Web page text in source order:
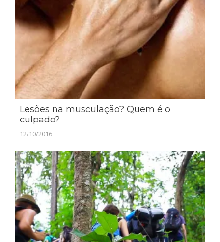
Lesões na musculação? Quem é o
culpado?
12/10/2016